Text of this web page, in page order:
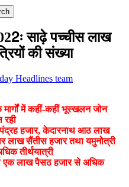
साढ़े पच्चीस लाख
की संख्या
Headlines team
मार्गों में कहीं-कहीं भूस्खलन जोन
हजार, केदारनाथ आठ लाख
लाख सैंतीस हजार तथा यमुनोत्री
तीर्थयात्री
एक लाख पैसठ हजार से अधिक